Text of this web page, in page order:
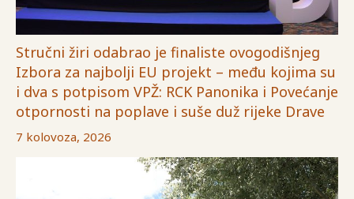
Stručni žiri odabrao je finaliste ovogodišnjeg
Izbora za najbolji EU projekt – među kojima su
i dva s potpisom VPŽ: RCK Panonika i Povećanje
otpornosti na poplave i suše duž rijeke Drave
7 kolovoza, 2026